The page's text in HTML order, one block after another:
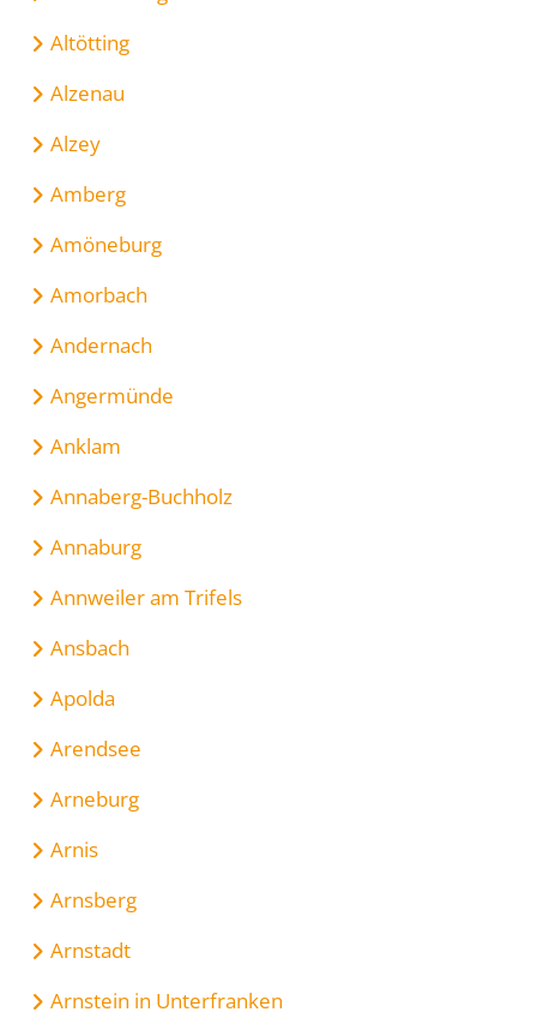
Altötting
Alzenau
Alzey
Amberg
Amöneburg
Amorbach
Andernach
Angermünde
Anklam
Annaberg-Buchholz
Annaburg
Annweiler am Trifels
Ansbach
Apolda
Arendsee
Arneburg
Arnis
Arnsberg
Arnstadt
Arnstein in Unterfranken